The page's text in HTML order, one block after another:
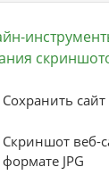
Сохранить сайт
Скриншот веб-
формате JPG